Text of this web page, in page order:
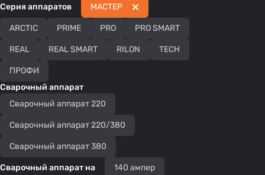
Серия аппаратов
ARCTIC PRIME PRO PRO SMART
REAL REAL SMART RILON TECH
МАСТЕР
ПРОФИ
Сварочный аппарат
Сварочный аппарат 220
Сварочный аппарат 220/380
Сварочный аппарат 380
Сварочный аппарат на 140 ампер